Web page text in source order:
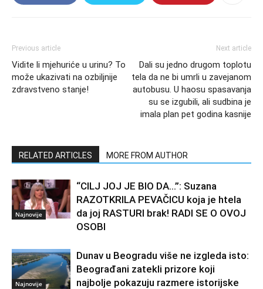
Previous article
Vidite li mjehuriće u urinu? To
može ukazivati na ozbiljnije
zdravstveno stanje!
Next article
Dali su jedno drugom toplotu
tela da ne bi umrli u zavejanom
autobusu. U haosu spasavanja
su se izgubili, ali sudbina je
imala plan pet godina kasnije
RELATED ARTICLES MORE FROM AUTHOR
Najnovije
“CILJ JOJ JE BIO DA…”: Suzana
RAZOTKRILA PEVAČICU koja je htela
da joj RASTURI brak! RADI SE O OVOJ
OSOBI
Najnovije
Dunav u Beogradu više ne izgleda isto:
Beograđani zatekli prizore koji
najbolje pokazuju razmere istorijske